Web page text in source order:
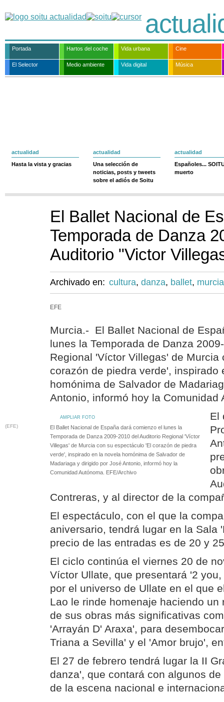
Portada Hartos del coche Vida urbana Cine
El Selector Medio ambiente Vida digital Música
actualidad
Hasta la vista y gracias
actualidad
Una selección de
noticias, posts y tweets
sobre el adiós de Soitu
actualidad
Españoles...
muerto
El Ballet Nacional de
Temporada de Danza
Auditorio "Victor
Archivado en: cultura, danza, ballet, murcia
EFE
Murcia.- El Ballet Nacional de
lunes la Temporada de Danza
Regional 'Víctor Villegas' de Murcia
corazón de piedra verde', inspirado
homónima de Salvador de
Antonio, informó hoy la Comunidad
AMPLIAR FOTO
(EFE)
El Ballet Nacional de España dará comienzo el lunes la
Temporada de Danza 2009-2010 del Auditorio Regional 'Víctor
Villegas' de Murcia con su espectáculo 'El corazón de piedra
verde', inspirado en la novela homónima de Salvador de
Madariaga y dirigido por José Antonio, informó hoy la
Comunidad Autónoma. EFE/Archivo
El
Contreras, y al director de la
El espectáculo, con el que la
aniversario, tendrá lugar en la Sala
precio de las entradas es de 20 y
El ciclo continúa el viernes 20 de
Víctor Ullate, que presentará '2
por el universo de Ullate en el que
Lao le rinde homenaje haciendo un
de sus obras más significativas
'Arrayán D' Araxa', para
Triana a Sevilla' y el 'Amor brujo',
El 27 de febrero tendrá lugar la II
danza', que contará con algunos
de la escena nacional e